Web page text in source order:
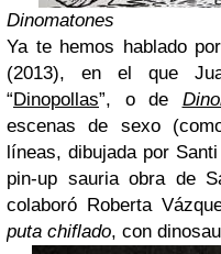
Dinomatones
Ya te hemos hablado
(2013), en el que
“Dinopollas”, o de
escenas de sexo
líneas, dibujada por
pin-up sauria obra de
colaboró Roberta
puta chiflado, con